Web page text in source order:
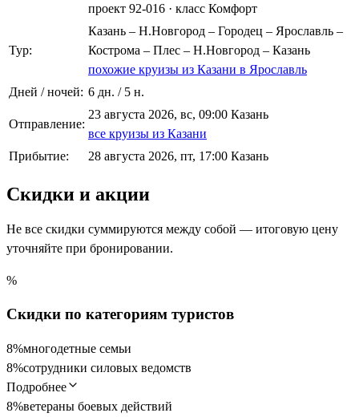
проект 92-016 · класс Комфорт
Тур:
Казань – Н.Новгород – Городец – Ярославль –
Кострома – Плес – Н.Новгород – Казань
похожие круизы из Казани в Ярославль
Дней / ночей: 6 дн. / 5 н.
Отправление:
23 августа 2026, вс, 09:00 Казань
все круизы из Казани
Прибытие:
28 августа 2026, пт, 17:00 Казань
Скидки и акции
Не все скидки суммируются между собой — итоговую цену
уточняйте при бронировании.
%
Скидки по категориям туристов
8%многодетные семьи
8%сотрудники силовых ведомств
Подробнее
8%ветераны боевых действий